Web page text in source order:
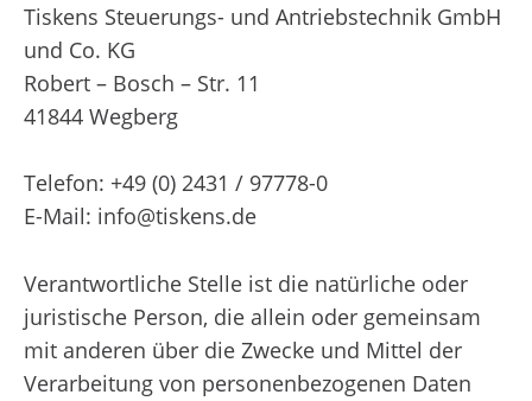
Tiskens Steuerungs- und Antriebstechnik GmbH
und Co. KG
Robert – Bosch – Str. 11
41844 Wegberg
Telefon: +49 (0) 2431 / 97778-0
E-Mail: info@tiskens.de
Verantwortliche Stelle ist die natürliche oder
juristische Person, die allein oder gemeinsam
mit anderen über die Zwecke und Mittel der
Verarbeitung von personenbezogenen Daten